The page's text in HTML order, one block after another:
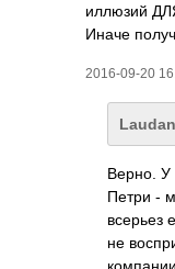
иллюзий
Иначе
2016-09-20
Верно. У
Петри -
всерьез
не